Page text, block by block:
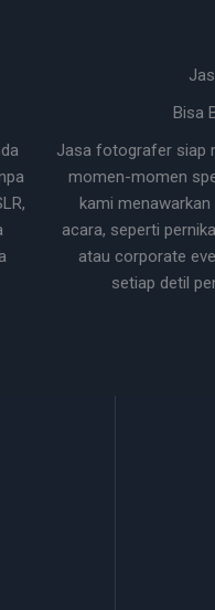
Bisa
Jasa fotografer siap
momen-momen
kami
acara, seperti
atau corporate
setiap detil